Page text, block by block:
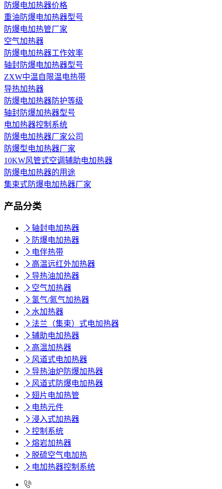
防爆电加热器价格
重油防爆电加热器型号
防爆电加热管厂家
空气加热器
防爆电加热器工作效率
轴封防爆电加热器型号
ZXW中温自限温电热带
导热加热器
防爆电加热器防护等级
轴封防爆加热器型号
电加热器控制系统
防爆电加热器厂家公司
防爆型电加热器厂家
10KW风管式空调辅助电加热器
防爆电加热器的用途
集束式防爆电加热器厂家
产品分类
 轴封电加热器
 防爆电加热器
 电伴热带
 高温远红外加热器
 导热油加热器
 空气加热器
 氢气/氮气加热器
 水加热器
 法兰（集束）式电加热器
 辅助电加热器
 高温加热器
 风道式电加热器
 导热油炉防爆加热器
 风道式防爆电加热器
 翅片电加热管
 电热元件
 浸入式加热器
 控制系统
 熔岩加热器
 脱硫空气电加热
 电加热器控制系统
